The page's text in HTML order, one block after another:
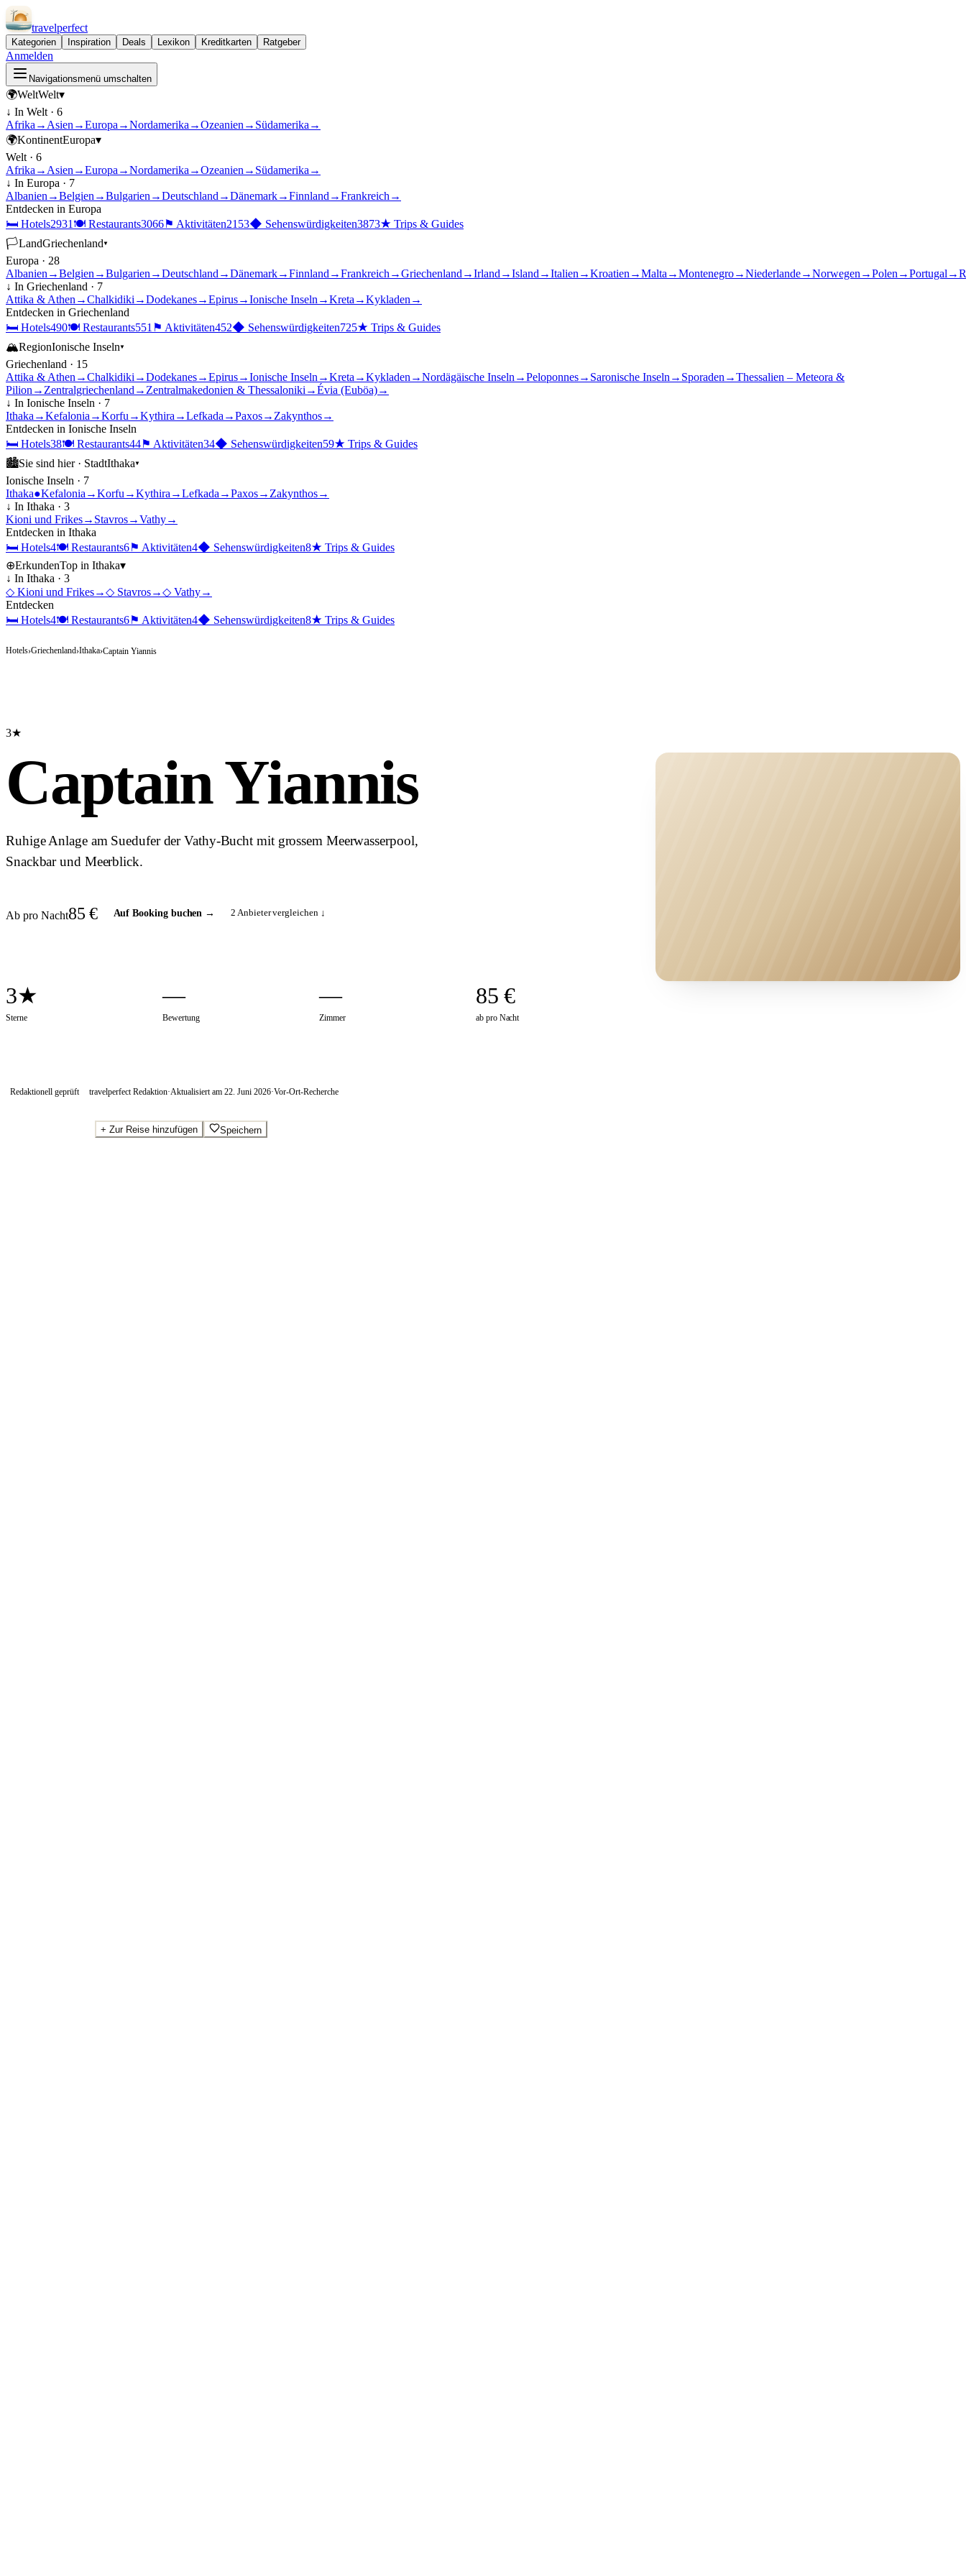
travelperfect
Kategorien Inspiration Deals Lexikon Kreditkarten Ratgeber
Anmelden
Navigationsmenü umschalten
🌍WeltWelt▾
↓ In Welt · 6
Afrika → Asien →Europa →Nordamerika →Ozeanien → Südamerika →
🌍KontinentEuropa▾
Welt · 6
Afrika → Asien →Europa →Nordamerika →Ozeanien → Südamerika →
↓ In Europa · 7
Albanien →Belgien →Bulgarien →Deutschland →Dänemark→Finnland →Frankreich →
Entdecken in Europa
🛏 Hotels2931 🍽 Restaurants3066⚑ Aktivitäten2153◆ Sehenswürdigkeiten3873★ Trips & Guides
🏳LandGriechenland▾
Europa · 28
Albanien →Belgien →Bulgarien →Deutschland →Dänemark→Finnland →Frankreich →Griechenland →Irland →Island →Italien →Kroatien →Malta →Montenegro→Niederlande→Norwegen →Polen →Portugal →
↓ In Griechenland · 7
Attika & Athen →Chalkidiki →Dodekanes→Epirus→Ionische Inseln →Kreta →Kykladen →
Entdecken in Griechenland
🛏 Hotels490🍽 Restaurants551 ⚑ Aktivitäten452◆ Sehenswürdigkeiten725★ Trips & Guides
🏔RegionIonische Inseln▾
Griechenland · 15
Attika & Athen →Chalkidiki →Dodekanes→Epirus→Ionische Inseln →Kreta →Kykladen →Nordägäische Inseln →Peloponnes→ Saronische Inseln → Sporaden →Thessalien – Meteora &
Pilion → Zentralgriechenland → Zentralmakedonien & Thessaloniki →Évia (Euböa)→
↓ In Ionische Inseln · 7
Ithaka →Kefalonia →Korfu →Kythira →Lefkada →Paxos→ Zakynthos→
Entdecken in Ionische Inseln
🛏 Hotels38🍽 Restaurants44⚑ Aktivitäten34◆ Sehenswürdigkeiten59★ Trips & Guides
🏙Sie sind hier · StadtIthaka▾
Ionische Inseln · 7
Ithaka●Kefalonia →Korfu →Kythira →Lefkada →Paxos→ Zakynthos→
↓ In Ithaka · 3
Kioni und Frikes→ Stavros→Vathy→
Entdecken in Ithaka
🛏 Hotels4🍽 Restaurants6⚑ Aktivitäten4◆ Sehenswürdigkeiten8★ Trips & Guides
⊕ErkundenTop in Ithaka▾
↓ In Ithaka · 3
◇ Kioni und Frikes→◇ Stavros→◇ Vathy→
Entdecken
🛏 Hotels4🍽 Restaurants6⚑ Aktivitäten4◆ Sehenswürdigkeiten8★ Trips & Guides
Hotels›Griechenland›Ithaka›Captain Yiannis
3★
Captain Yiannis
Ruhige Anlage am Suedufer der Vathy-Bucht mit grossem Meerwasserpool,
Snackbar und Meerblick.
Ab pro Nacht85 € Auf Booking buchen → 2 Anbieter vergleichen ↓
3★
Sterne
—
Bewertung
—
Zimmer
85 €
ab pro Nacht
Redaktionell geprüft travelperfect Redaktion·Aktualisiert am 22. Juni 2026·Vor-Ort-Recherche
+ Zur Reise hinzufügen Speichern